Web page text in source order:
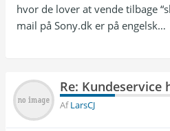
hvor de lover at vende tilbage
mail på Sony.dk er på engelsk…
Re: Kundeservice
AfLarsCJ